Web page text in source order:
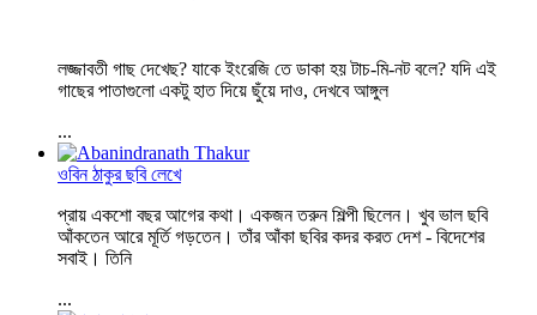
লজ্জাবতী গাছ দেখেছ? যাকে ইংরেজি তে ডাকা হয় টাচ-মি-নট বলে? যদি এই
গাছের পাতাগুলো একটু হাত দিয়ে ছুঁয়ে দাও, দেখবে আঙ্গুল
...
ওবিন ঠাকুর ছবি লেখে
প্রায় একশো বছর আগের কথা। একজন তরুন শিল্পী ছিলেন। খুব ভাল ছবি
আঁকতেন আরে মূর্তি গড়তেন। তাঁর আঁকা ছবির কদর করত দেশ - বিদেশের
সবাই। তিনি
...